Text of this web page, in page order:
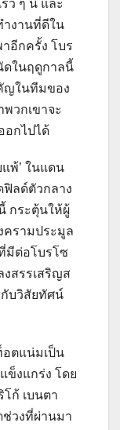
ว ๆ นี้ และ
างานที่ดีใน
อีกครั้ง โบร
ดในฤดูกาลนี้
ญในทีมของ
วกเขาจะ
อกไปได้
พ้’ ในแดน
ฟิลด์ตัวกลาง
กระตุ้นให้ผู้
ครามประมูล
มีต่อโบรโซ
งสรรเสริญส
กับวิสัยทัศน์
ตแน่มเป็น
งแกร่ง โดย
โก้ เบนตา
วงที่ผ่านมา